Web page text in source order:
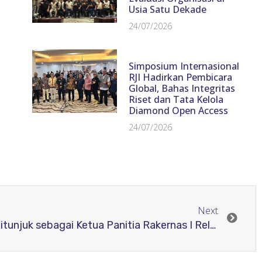
Usia Satu Dekade
24/07/2026
Simposium Internasional
RJI Hadirkan Pembicara
Global, Bahas Integritas
Riset dan Tata Kelola
Diamond Open Access
24/07/2026
Next
Pengelola Jurnal UNIPMA ditunjuk sebagai Ketua Panitia Rakernas I Relawan Jurnal Indonesia